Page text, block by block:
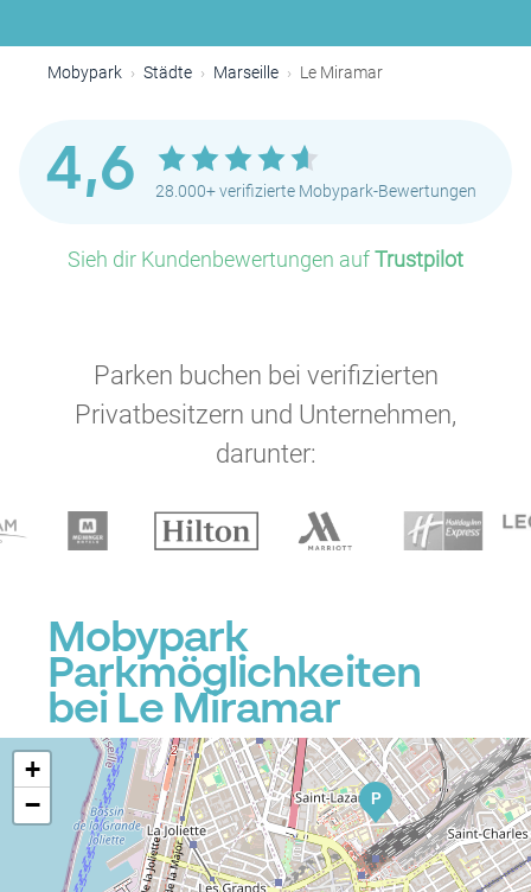
Mobypark Städte Marseille Le Miramar
4,6 28.000+ verifizierte Mobypark-Bewertungen
Sieh dir Kundenbewertungen aufTrustpilot
Parken buchen bei verifizierten
Privatbesitzern und Unternehmen,
darunter:
Mobypark
Parkmöglichkeiten
bei Le Miramar
P
+
−